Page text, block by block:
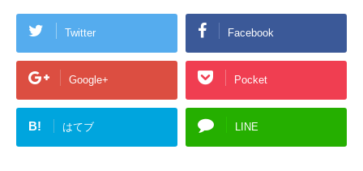
Twitter Facebook
Google+ Pocket
B! はてブ LINE